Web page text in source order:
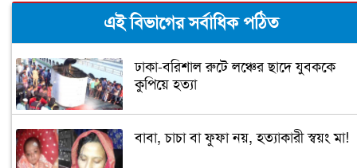
এই বিভাগের সর্বাধিক পঠিত
ঢাকা-বরিশাল রুটে লঞ্চের ছাদে যুবককে
কুপিয়ে হত্যা
বাবা, চাচা বা ফুফা নয়, হত্যাকারী স্বয়ং মা!